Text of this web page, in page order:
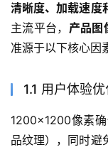
清晰度、加载速度
主流平台， 产品
准源于以下核心因
1.1 用户体验
1200×1200像素
品纹理），同时避